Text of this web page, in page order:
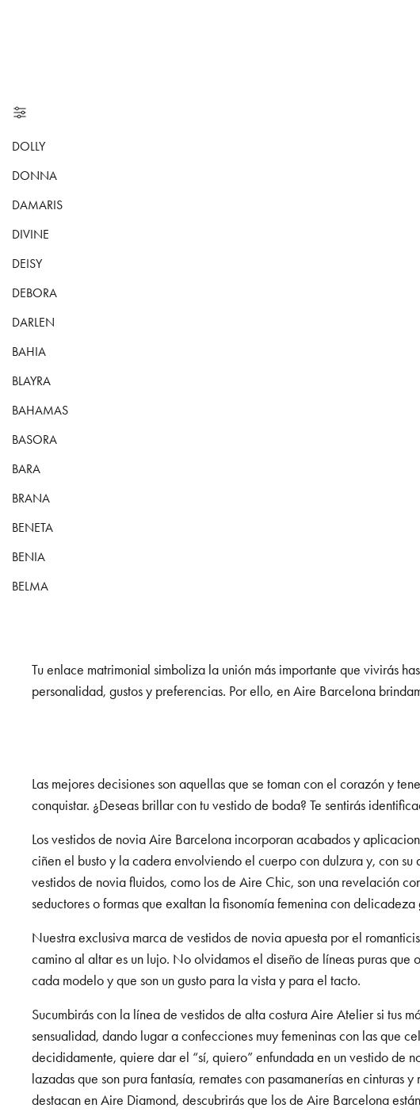
DOLLY
DONNA
DAMARIS
DIVINE
DEISY
DEBORA
DARLEN
BAHIA
BLAYRA
BAHAMAS
BASORA
BARA
BRANA
BENETA
BENIA
BELMA
Tu enlace matrimonial simboliza la unión más importante que vivirás
personalidad, gustos y preferencias. Por ello, en Aire Barcelona
Las mejores decisiones son aquellas que se toman con el corazón y
conquistar. ¿Deseas brillar con tu vestido de boda? Te sentirás
Los vestidos de novia Aire Barcelona incorporan acabados y
ciñen el busto y la cadera envolviendo el cuerpo con dulzura y, con
vestidos de novia fluidos, como los de Aire Chic, son una revelación
seductores o formas que exaltan la fisonomía femenina con
Nuestra exclusiva marca de vestidos de novia apuesta por el
camino al altar es un lujo. No olvidamos el diseño de líneas puras
cada modelo y que son un gusto para la vista y para el tacto.
Sucumbirás con la línea de vestidos de alta costura Aire Atelier si tus
sensualidad, dando lugar a confecciones muy femeninas con las que
decididamente, quiere dar el “sí, quiero” enfundada en un vestido de
lazadas que son pura fantasía, remates con pasamanerías en cinturas
destacan en Aire Diamond, descubrirás que los de Aire Barcelona